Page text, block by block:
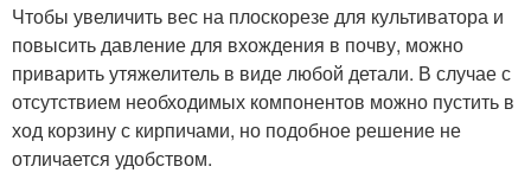
Чтобы увеличить вес на плоскорезе для культиватора и
повысить давление для вхождения в почву, можно
приварить утяжелитель в виде любой детали. В случае с
отсутствием необходимых компонентов можно пустить в
ход корзину с кирпичами, но подобное решение не
отличается удобством.